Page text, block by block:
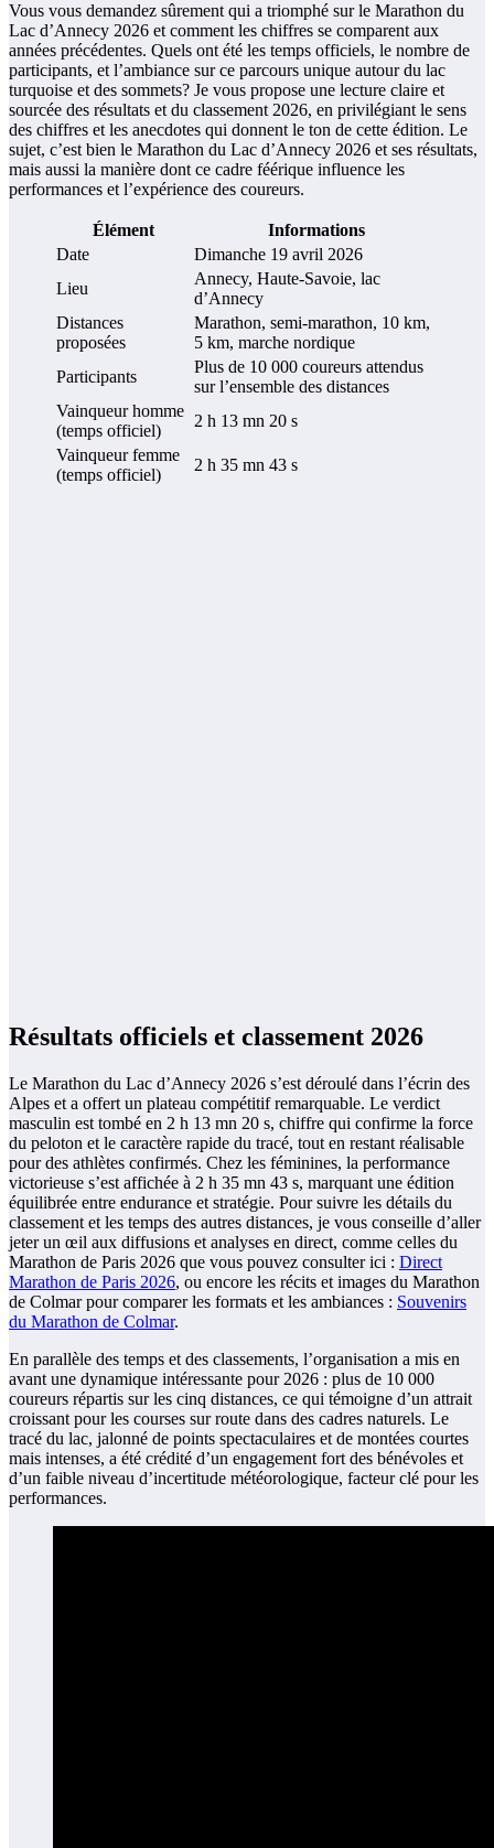
Vous vous demandez sûrement qui a triomphé sur le Marathon du
Lac d’Annecy 2026 et comment les chiffres se comparent aux
années précédentes. Quels ont été les temps officiels, le nombre de
participants, et l’ambiance sur ce parcours unique autour du lac
turquoise et des sommets? Je vous propose une lecture claire et
sourcée des résultats et du classement 2026, en privilégiant le sens
des chiffres et les anecdotes qui donnent le ton de cette édition. Le
sujet, c’est bien le Marathon du Lac d’Annecy 2026 et ses résultats,
mais aussi la manière dont ce cadre féérique influence les
performances et l’expérience des coureurs.
Élément
Informations
Date
Dimanche 19 avril 2026
Lieu
Annecy, Haute-Savoie, lac
d’Annecy
Distances
proposées
Marathon, semi-marathon, 10 km,
5 km, marche nordique
Participants
Plus de 10 000 coureurs attendus
sur l’ensemble des distances
Vainqueur homme
(temps officiel)
2 h 13 mn 20 s
Vainqueur femme
(temps officiel)
2 h 35 mn 43 s
Résultats officiels et classement 2026
Le Marathon du Lac d’Annecy 2026 s’est déroulé dans l’écrin des
Alpes et a offert un plateau compétitif remarquable. Le verdict
masculin est tombé en 2 h 13 mn 20 s, chiffre qui confirme la force
du peloton et le caractère rapide du tracé, tout en restant réalisable
pour des athlètes confirmés. Chez les féminines, la performance
victorieuse s’est affichée à 2 h 35 mn 43 s, marquant une édition
équilibrée entre endurance et stratégie. Pour suivre les détails du
classement et les temps des autres distances, je vous conseille d’aller
jeter un œil aux diffusions et analyses en direct, comme celles du
Marathon de Paris 2026 que vous pouvez consulter ici : Direct
Marathon de Paris 2026, ou encore les récits et images du Marathon
de Colmar pour comparer les formats et les ambiances : Souvenirs
du Marathon de Colmar.
En parallèle des temps et des classements, l’organisation a mis en
avant une dynamique intéressante pour 2026 : plus de 10 000
coureurs répartis sur les cinq distances, ce qui témoigne d’un attrait
croissant pour les courses sur route dans des cadres naturels. Le
tracé du lac, jalonné de points spectaculaires et de montées courtes
mais intenses, a été crédité d’un engagement fort des bénévoles et
d’un faible niveau d’incertitude météorologique, facteur clé pour les
performances.